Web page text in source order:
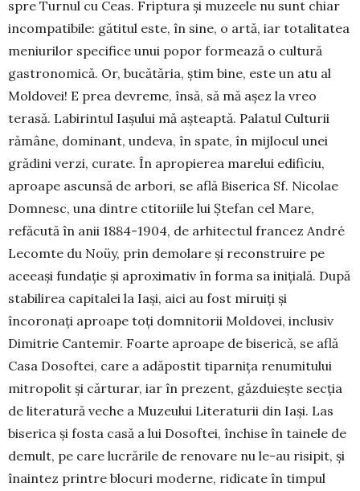
spre Turnul cu Ceas. Friptura și muzeele nu sunt chiar
incompatibile: gătitul este, în sine, o artă, iar totalitatea
meniurilor specifice unui popor formează o cultură
gastronomică. Or, bucătăria, știm bine, este un atu al
Moldovei! E prea devreme, însă, să mă așez la vreo
terasă. Labirintul Iașului mă așteaptă. Palatul Culturii
rămâne, dominant, undeva, în spate, în mijlocul unei
grădini verzi, curate. În apropierea marelui edificiu,
aproape ascunsă de arbori, se află Biserica Sf. Nicolae
Domnesc, una dintre ctitoriile lui Ștefan cel Mare,
refăcută în anii 1884-1904, de arhitectul francez André
Lecomte du Noüy, prin demolare și reconstruire pe
aceeași fundație și aproximativ în forma sa inițială. După
stabilirea capitalei la Iași, aici au fost miruiți și
încoronați aproape toți domnitorii Moldovei, inclusiv
Dimitrie Cantemir. Foarte aproape de biserică, se află
Casa Dosoftei, care a adăpostit tiparnița renumitului
mitropolit și cărturar, iar în prezent, găzduiește secția
de literatură veche a Muzeului Literaturii din Iași. Las
biserica și fosta casă a lui Dosoftei, închise în tainele de
demult, pe care lucrările de renovare nu le-au risipit, și
înaintez printre blocuri moderne, ridicate în timpul